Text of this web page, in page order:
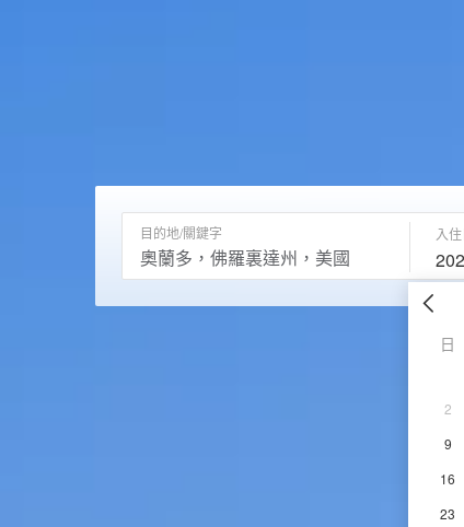
目的地/關鍵字 入
日
2
9
16
23